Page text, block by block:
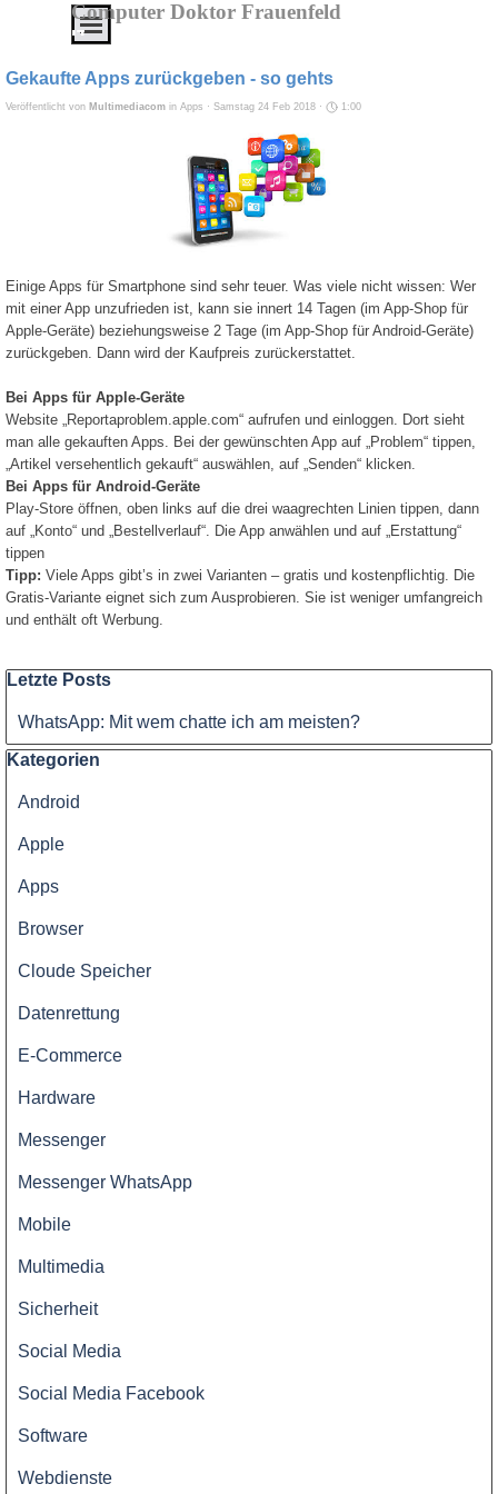
Direkt zum Seiteninhalt
Menü überspringen
IT
Service
von
Hand
zu
erschwinglichen
Service
-
Qualität
Preis
Computer Doktor Frauenfeld
Gekaufte Apps zurückgeben - so gehts
Veröffentlicht von Multimediacom in Apps · Samstag 24 Feb 2018 · 1:00
Einige Apps für Smartphone sind sehr teuer. Was viele nicht wissen: Wer
mit einer App unzufrieden ist, kann sie innert 14 Tagen (im App-Shop für
Apple-Geräte) beziehungsweise 2 Tage (im App-Shop für Android-Geräte)
zurückgeben. Dann wird der Kaufpreis zurückerstattet.
Bei Apps für Apple-Geräte
Website „Reportaproblem.apple.com“ aufrufen und einloggen. Dort sieht
man alle gekauften Apps. Bei der gewünschten App auf „Problem“ tippen,
„Artikel versehentlich gekauft“ auswählen, auf „Senden“ klicken.
Bei Apps für Android-Geräte
Play-Store öffnen, oben links auf die drei waagrechten Linien tippen, dann
auf „Konto“ und „Bestellverlauf“. Die App anwählen und auf „Erstattung“
tippen
Tipp: Viele Apps gibt’s in zwei Varianten – gratis und kostenpflichtig. Die
Gratis-Variante eignet sich zum Ausprobieren. Sie ist weniger umfangreich
und enthält oft Werbung.
Block überspringen Letzte Posts
Letzte Posts
WhatsApp: Mit wem chatte ich am meisten?
Block überspringen Kategorien
Kategorien
Android
Apple
Apps
Browser
Cloude Speicher
Datenrettung
E-Commerce
Hardware
Messenger
Messenger WhatsApp
Mobile
Multimedia
Sicherheit
Social Media
Social Media Facebook
Software
Webdienste